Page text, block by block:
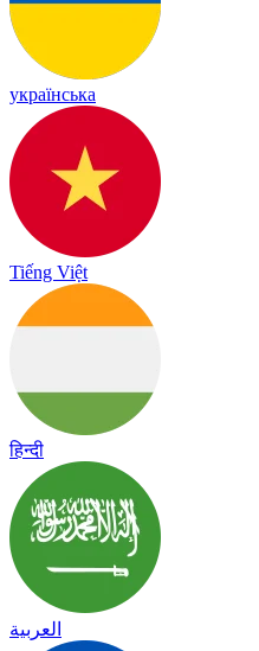
українська
Tiếng Việt
हिन्दी
العربية